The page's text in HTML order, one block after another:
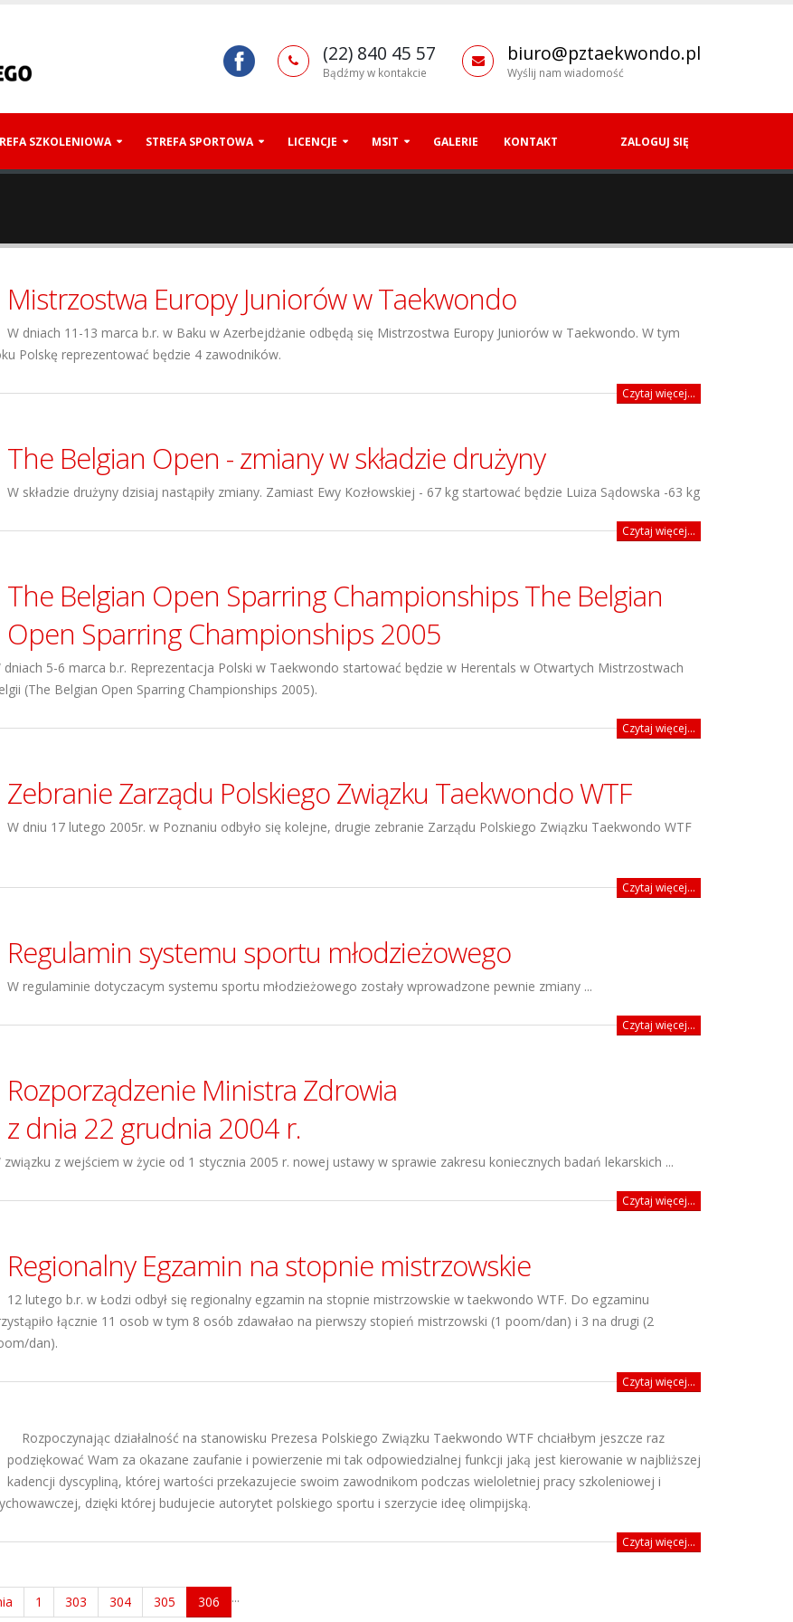
(22) 840 45 57
Bądźmy w kontakcie
biuro@pztaekwondo.pl
Wyślij nam wiadomość
SZKOLENIOWA STREFA SPORTOWA LICENCJE MSIT GALERIE KONTAKT ZALOGUJ SIĘ
Mistrzostwa Europy Juniorów w Taekwondo
W dniach 11-13 marca b.r. w Baku w Azerbejdżanie odbędą się Mistrzostwa Europy Juniorów w Taekwondo. W tym
Polskę reprezentować będzie 4 zawodników.
Czytaj więcej...
The Belgian Open - zmiany w składzie drużyny
W składzie drużyny dzisiaj nastąpiły zmiany. Zamiast Ewy Kozłowskiej - 67 kg startować będzie Luiza Sądowska -63 kg
Czytaj więcej...
The Belgian Open Sparring Championships The Belgian
Open Sparring Championships 2005
dniach 5-6 marca b.r. Reprezentacja Polski w Taekwondo startować będzie w Herentals w Otwartych Mistrzostwach
(The Belgian Open Sparring Championships 2005).
Czytaj więcej...
Zebranie Zarządu Polskiego Związku Taekwondo WTF
W dniu 17 lutego 2005r. w Poznaniu odbyło się kolejne, drugie zebranie Zarządu Polskiego Związku Taekwondo WTF
Czytaj więcej...
Regulamin systemu sportu młodzieżowego
W regulaminie dotyczacym systemu sportu młodzieżowego zostały wprowadzone pewnie zmiany ...
Czytaj więcej...
Rozporządzenie Ministra Zdrowia
z dnia 22 grudnia 2004 r.
związku z wejściem w życie od 1 stycznia 2005 r. nowej ustawy w sprawie zakresu koniecznych badań lekarskich ...
Czytaj więcej...
Regionalny Egzamin na stopnie mistrzowskie
12 lutego b.r. w Łodzi odbył się regionalny egzamin na stopnie mistrzowskie w taekwondo WTF. Do egzaminu
łącznie 11 osob w tym 8 osób zdawałao na pierwszy stopień mistrzowski (1 poom/dan) i 3 na drugi (2
dan).
Czytaj więcej...
Rozpoczynając działalność na stanowisku Prezesa Polskiego Związku Taekwondo WTF chciałbym jeszcze raz
podziękować Wam za okazane zaufanie i powierzenie mi tak odpowiedzialnej funkcji jaką jest kierowanie w najbliższej
kadencji dyscypliną, której wartości przekazujecie swoim zawodnikom podczas wieloletniej pracy szkoleniowej i
dzięki której budujecie autorytet polskiego sportu i szerzycie ideę olimpijską.
Czytaj więcej...
1 ...
303 304 305 306